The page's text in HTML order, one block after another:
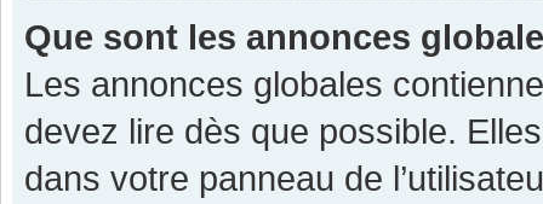
Que sont les annonces
Les annonces globales
devez lire dès que possible.
dans votre panneau de